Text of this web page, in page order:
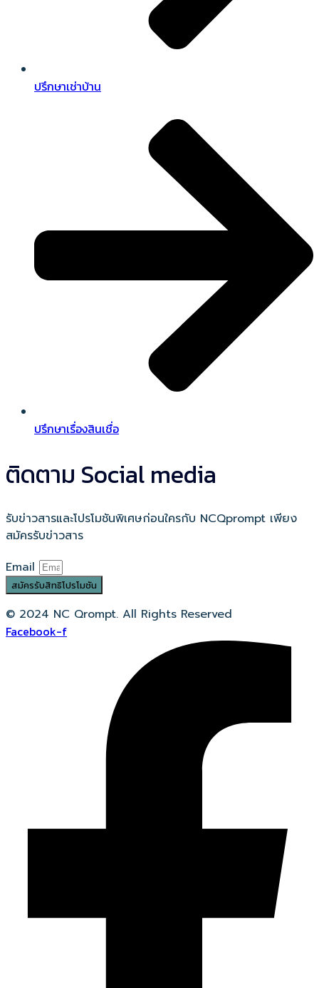
ปรึกษาเช่าบ้าน
ปรึกษาเรื่องสินเชื่อ
ติดตาม Social media
รับข่าวสารและโปรโมชันพิเศษก่อนใครกับ NCQprompt เพียง
สมัครรับข่าวสาร
Email
สมัครรับสิทธิโปรโมชัน
© 2024 NC Qrompt. All Rights Reserved
Facebook-f